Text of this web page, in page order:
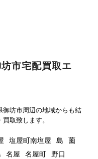
市宅配買取エ
御坊市周辺の地域からも結
取致します。
塩屋町南塩屋 島
薗
名屋 名屋町
野口